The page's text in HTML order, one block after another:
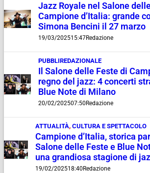
Jazz Royale nel Salone
Campione d’Italia: grande
Simona Bencini il 27 marzo
19/03/202515:47Redazione
PUBBLIREDAZIONALE
Il Salone delle Feste di
regno del jazz: 4 concerti
Blue Note di Milano
20/02/202507:50Redazione
ATTUALITÀ,CULTURA E SPETTACOLO
Campione d’Italia, storica
Salone delle Feste e Blue
una grandiosa stagione di
19/02/202518:40Redazione